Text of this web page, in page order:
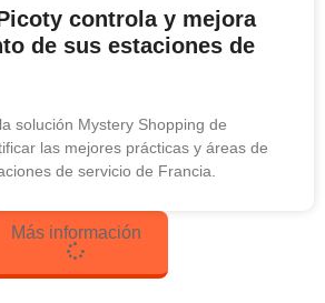
controla y mejora
de sus estaciones de
solución Mystery Shopping de
las mejores prácticas y áreas de
de servicio de Francia.
Más información